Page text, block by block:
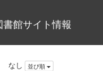
書館サイト情報
なし 並び順